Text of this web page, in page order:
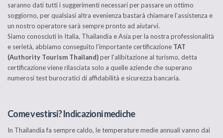
saranno dati tutti i suggerimenti necessari per passare un ottimo
soggiorno, per qualsiasi altra evenienza bastarà chiamare l’assistenza e
un nostro operatore sarà sempre pronto ad aiutarvi.
Siamo conosciuti in Italia, Thailandia e Asia per la nostra professionalità
e serietà, abbiamo conseguito l'importante certificazione TAT
(Authority Tourism Thailand)per l'alibitazione al turismo, detta
certificazione viene rilasciata solo a quelle aziende che superano
numerosi test burocratici di affidabilità e sicurezza bancaria.
Come vestirsi? Indicazioni mediche
In Thailandia fa sempre caldo, le temperature medie annuali vanno dai